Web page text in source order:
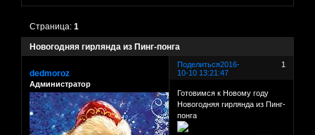
Новогодняя гирлянда из Пинг-понга
Страница:1
Поделиться 1
2016-
10-10 13:21:47
dedmoroz
Администратор
Готовимся к Новому году
Новогодняя гирлянда из Пинг-
понга